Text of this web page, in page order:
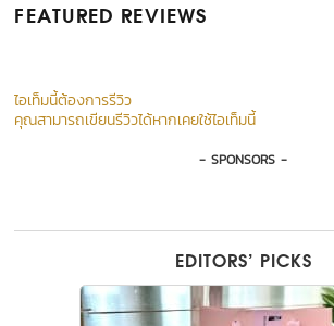
FEATURED REVIEWS
ไอเท็มนี้ต้องการรีวิว
คุณสามารถเขียนรีวิวได้หากเคยใช้ไอเท็มนี้
- SPONSORS -
EDITORS’ PICKS